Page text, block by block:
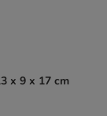
x 9 x 17 cm